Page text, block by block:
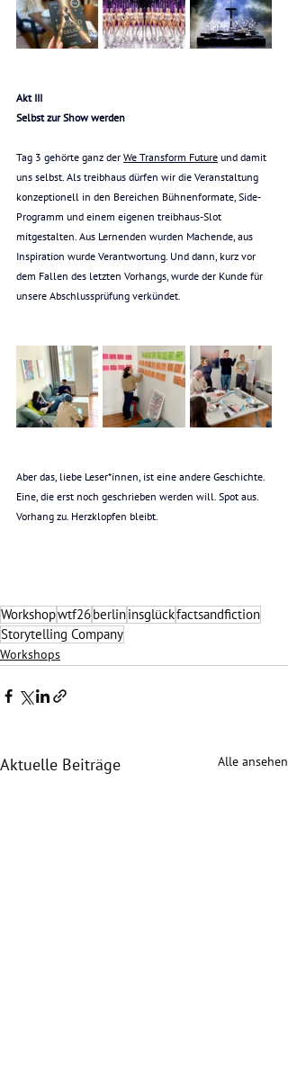
Akt III
Selbst zur Show werden
Tag 3 gehörte ganz der We Transform Future und damit
uns selbst. Als treibhaus dürfen wir die Veranstaltung
konzeptionell in den Bereichen Bühnenformate, Side-
Programm und einem eigenen treibhaus-Slot
mitgestalten. Aus Lernenden wurden Machende, aus
Inspiration wurde Verantwortung. Und dann, kurz vor
dem Fallen des letzten Vorhangs, wurde der Kunde für
unsere Abschlussprüfung verkündet.
Aber das, liebe Leser*innen, ist eine andere Geschichte.
Eine, die erst noch geschrieben werden will. Spot aus.
Vorhang zu. Herzklopfen bleibt.
Workshopwtf26berlininsglückfactsandfiction
Storytelling Company
Workshops
Aktuelle Beiträge Alle ansehen